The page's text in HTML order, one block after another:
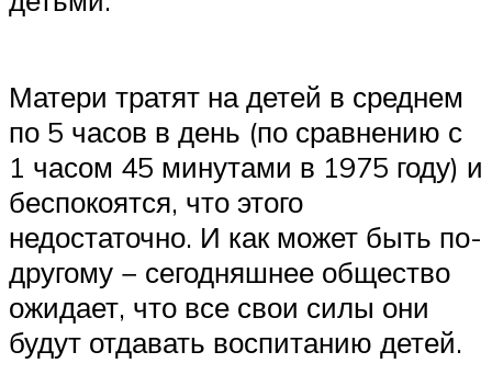
Матери тратят на детей в среднем
по 5 часов в день (по сравнению с
1 часом 45 минутами в 1975 году) и
беспокоятся, что этого
недостаточно. И как может быть по-
другому − сегодняшнее общество
ожидает, что все свои силы они
будут отдавать воспитанию детей.